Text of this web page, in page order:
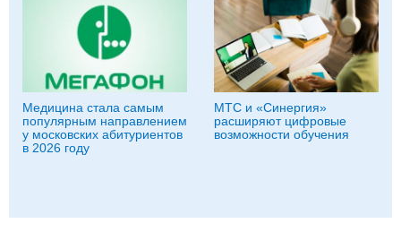
Медицина стала самым
популярным направлением
у московских абитуриентов
в 2026 году
МТС и «Синергия»
расширяют цифровые
возможности обучения